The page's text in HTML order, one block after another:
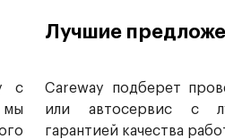
с
мы
Лучшие
Careway подберет
или автосервис с
гарантией качества